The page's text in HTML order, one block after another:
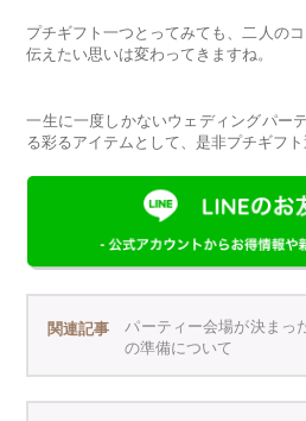
プチギフト一つとってみても、二人の
伝えたい思いは変わってきますね。
一生に一度しかないウェディングパー
る彩るアイテムとして、是非プチギフ
関連記事
パーティー会場が決まっ
の準備について